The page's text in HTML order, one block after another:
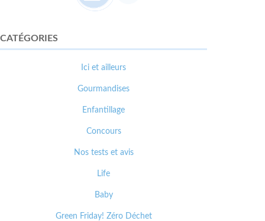
CATÉGORIES
Ici et ailleurs
Gourmandises
Enfantillage
Concours
Nos tests et avis
Life
Baby
Green Friday! Zéro Déchet